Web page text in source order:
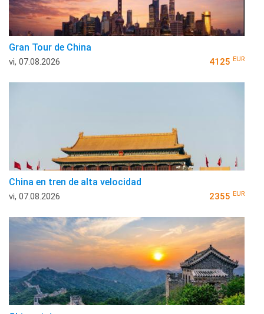
Gran Tour de China
vi, 07.08.2026 4125 EUR
China en tren de alta velocidad
vi, 07.08.2026 2355 EUR